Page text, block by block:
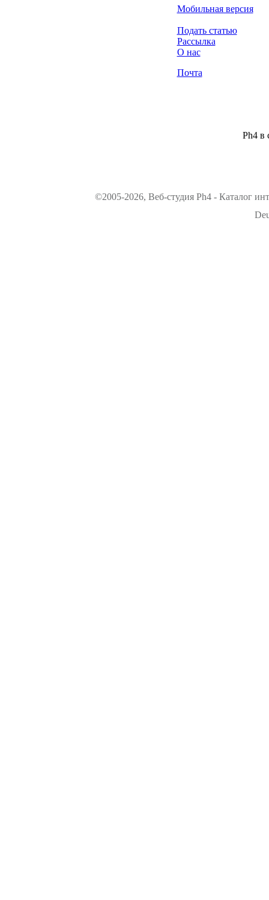
Мобильная версия
Подать статью
Рассылка
О нас
Почта
Ph4 в
©2005-2026, Веб-студия Ph4 - Каталог